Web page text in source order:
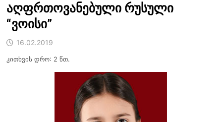
აღფრთოვანებული რუსული
“ვოისი”
16.02.2019
კითხვის დრო: 2 წთ.